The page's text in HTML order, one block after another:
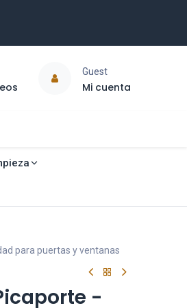
Guest
Mi cuenta
para puertas y ventanas
-